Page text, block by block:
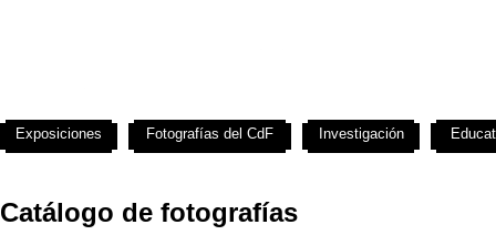
Catálogo de fotografías
Exposiciones Fotografías del CdF Investigación